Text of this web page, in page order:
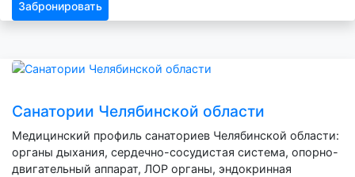
Забронировать
Санатории Челябинской области
Медицинский профиль санаториев Челябинской области:
органы дыхания, сердечно-сосудистая система, опорно-
двигательный аппарат, ЛОР органы, эндокринная